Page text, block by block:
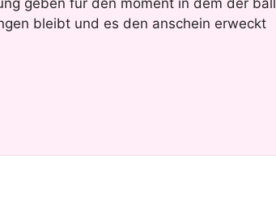
bleibt und es den anschein erweckt